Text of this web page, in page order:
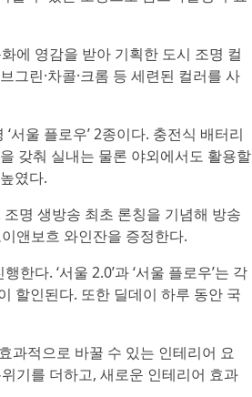
에 영감을 받아 기획한 도시 조명 컬
그린·차콜·크롬 등 세련된 컬러를 사
서울 플로우’ 2종이다. 충전식 배터리
갖춰 실내는 물론 야외에서도 활용할
였다.
조명 생방송 최초 론칭을 기념해 방송
앤보흐 와인잔을 증정한다.
한다. ‘서울 2.0’과 ‘서울 플로우’는 각
할인된다. 또한 딜데이 하루 동안 국
과적으로 바꿀 수 있는 인테리어 요
기를 더하고, 새로운 인테리어 효과